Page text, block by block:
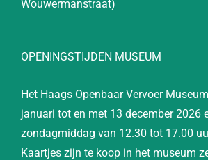
Wouwermanstraat)
OPENINGSTIJDEN MUSEUM
Het Haags Openbaar Vervoer
januari tot en met 13 december 2026
zondagmiddag van 12.30 tot 17.00
Kaartjes zijn te koop in het museum